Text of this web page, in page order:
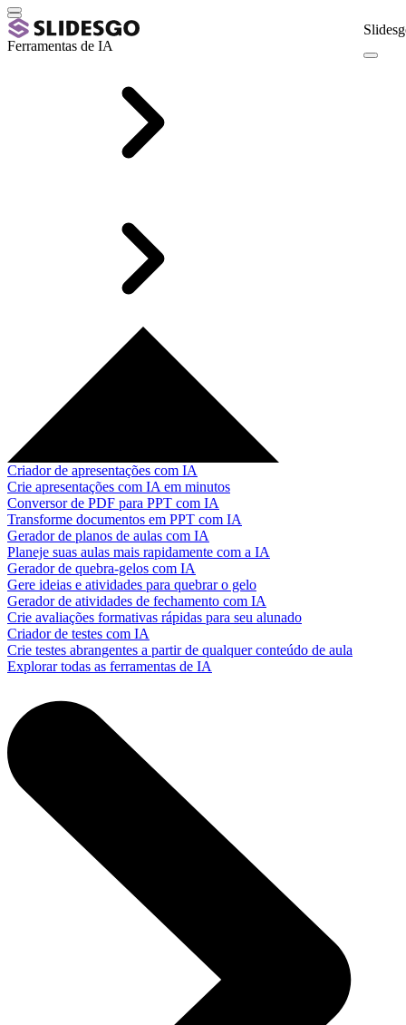
Ferramentas de IA
Criador de apresentações com IA
Crie apresentações com IA em minutos
Conversor de PDF para PPT com IA
Transforme documentos em PPT com IA
Gerador de planos de aulas com IA
Planeje suas aulas mais rapidamente com a IA
Gerador de quebra-gelos com IA
Gere ideias e atividades para quebrar o gelo
Gerador de atividades de fechamento com IA
Crie avaliações formativas rápidas para seu alunado
Criador de testes com IA
Crie testes abrangentes a partir de qualquer conteúdo de aula
Explorar todas as ferramentas de IA